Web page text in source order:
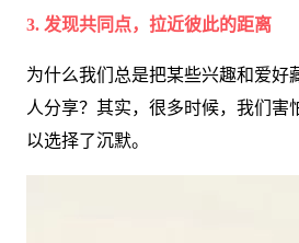
3. 发现共同点，拉近彼此的距离
为什么我们总是把某些兴趣和爱好
人分享？其实，很多时候，我们害
以选择了沉默。